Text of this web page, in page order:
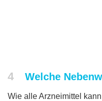
4 Welche
Wie alle Arzneimittel